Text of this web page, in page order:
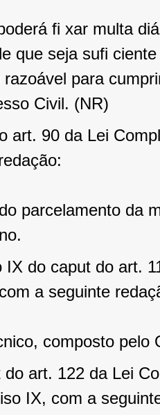
fi xar multa
que seja sufi
para
Civil. (NR)
art. 90 da Lei
parcelamento da
IX do caput do art.
a seguinte
composto pelo
do art. 122 da Lei
IX, com a